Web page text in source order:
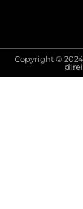
Copyright © 2024